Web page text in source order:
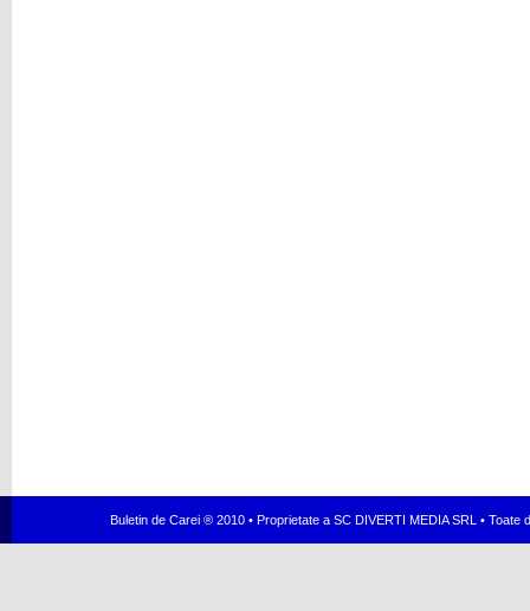
Buletin de Carei ® 2010 • Proprietate a SC DIVERTI MEDIA SRL •